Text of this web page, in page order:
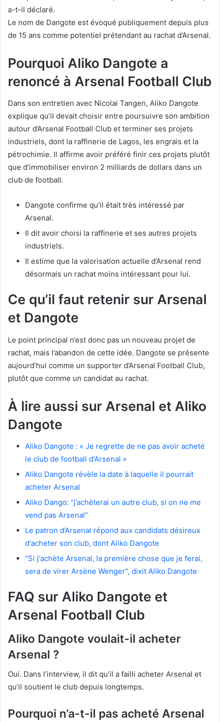
a-t-il déclaré.
Le nom de Dangote est évoqué publiquement depuis plus
de 15 ans comme potentiel prétendant au rachat d’Arsenal.
Pourquoi Aliko Dangote a
renoncé à Arsenal Football Club
Dans son entretien avec Nicolai Tangen, Aliko Dangote
explique qu’il devait choisir entre poursuivre son ambition
autour d’Arsenal Football Club et terminer ses projets
industriels, dont la raffinerie de Lagos, les engrais et la
pétrochimie. Il affirme avoir préféré finir ces projets plutôt
que d’immobiliser environ 2 milliards de dollars dans un
club de football.
Dangote confirme qu’il était très intéressé par
Arsenal.
Il dit avoir choisi la raffinerie et ses autres projets
industriels.
Il estime que la valorisation actuelle d’Arsenal rend
désormais un rachat moins intéressant pour lui.
Ce qu’il faut retenir sur Arsenal
et Dangote
Le point principal n’est donc pas un nouveau projet de
rachat, mais l’abandon de cette idée. Dangote se présente
aujourd’hui comme un supporter d’Arsenal Football Club,
plutôt que comme un candidat au rachat.
À lire aussi sur Arsenal et Aliko
Dangote
Aliko Dangote : « Je regrette de ne pas avoir acheté
le club de football d'Arsenal »
Aliko Dangote révèle la date à laquelle il pourrait
acheter Arsenal
Aliko Dango: “j’achèterai un autre club, si on ne me
vend pas Arsenal”
Le patron d’Arsenal répond aux candidats désireux
d'acheter son club, dont Aliko Dangote
"Si j'achète Arsenal, la première chose que je ferai,
sera de virer Arsène Wenger", dixit Aliko Dangote
FAQ sur Aliko Dangote et
Arsenal Football Club
Aliko Dangote voulait-il acheter
Arsenal ?
Oui. Dans l’interview, il dit qu’il a failli acheter Arsenal et
qu’il soutient le club depuis longtemps.
Pourquoi n’a-t-il pas acheté Arsenal